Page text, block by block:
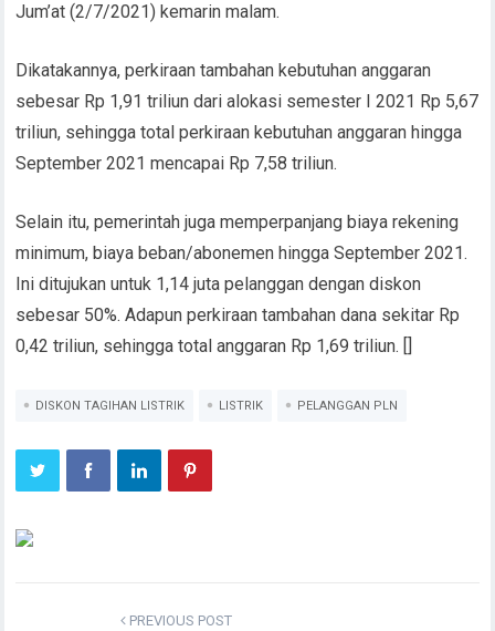
Jum’at (2/7/2021) kemarin malam.
Dikatakannya, perkiraan tambahan kebutuhan anggaran
sebesar Rp 1,91 triliun dari alokasi semester I 2021 Rp 5,67
triliun, sehingga total perkiraan kebutuhan anggaran hingga
September 2021 mencapai Rp 7,58 triliun.
Selain itu, pemerintah juga memperpanjang biaya rekening
minimum, biaya beban/abonemen hingga September 2021.
Ini ditujukan untuk 1,14 juta pelanggan dengan diskon
sebesar 50%. Adapun perkiraan tambahan dana sekitar Rp
0,42 triliun, sehingga total anggaran Rp 1,69 triliun. []
DISKON TAGIHAN LISTRIK LISTRIK PELANGGAN PLN
PREVIOUS POST